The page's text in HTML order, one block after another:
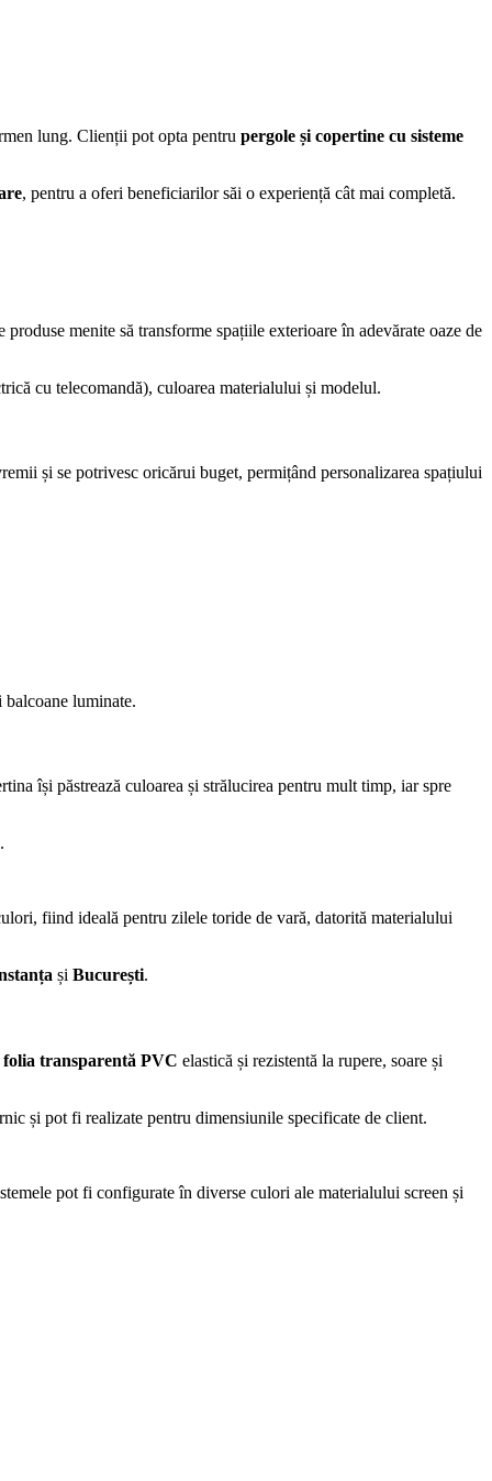
lung. Clienții pot opta pentru pergole și copertine cu sisteme
, pentru a oferi beneficiarilor săi o experiență cât mai completă.
menite să transforme spațiile exterioare în adevărate oaze de
cu telecomandă), culoarea materialului și modelul.
și se potrivesc oricărui buget, permițând personalizarea spațiului
balcoane luminate.
își păstrează culoarea și strălucirea pentru mult timp, iar spre
fiind ideală pentru zilele toride de vară, datorită materialului
și București.
folia transparentă PVC elastică și rezistentă la rupere, soare și
și pot fi realizate pentru dimensiunile specificate de client.
pot fi configurate în diverse culori ale materialului screen și